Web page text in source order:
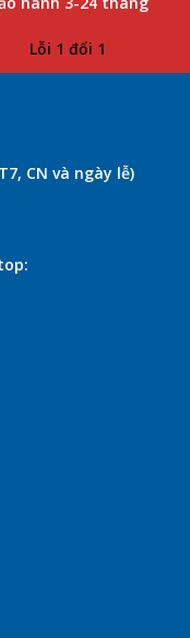
Lỗi 1 đổi 1
CN và ngày lễ)